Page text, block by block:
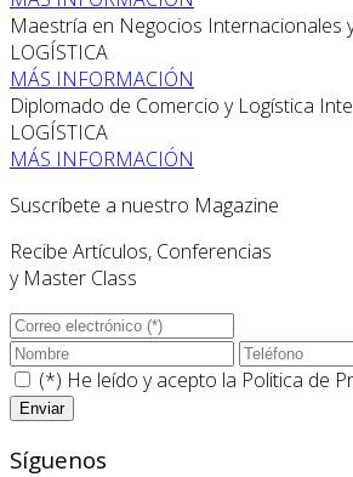
Maestría en Negocios Internacionales
LOGÍSTICA
MÁS INFORMACIÓN
Diplomado de Comercio y Logística
LOGÍSTICA
MÁS INFORMACIÓN
Suscríbete a nuestro Magazine
Recibe Artículos, Conferencias
y Master Class
(*) He leído y acepto la Politica de
Síguenos